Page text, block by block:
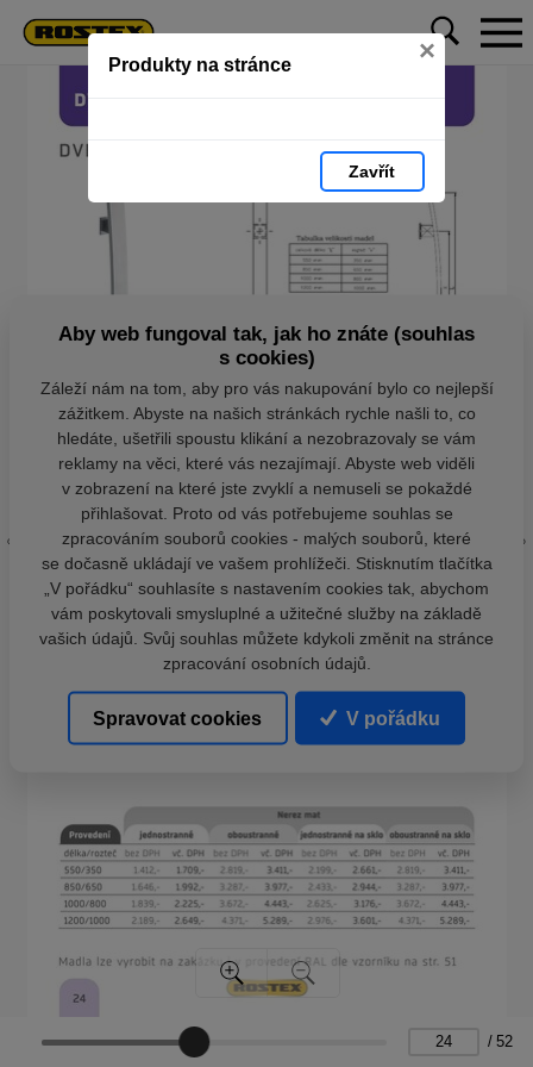
Produkty na stránce ×
Zavřít
/ 52
Aby web fungoval tak, jak ho znáte (souhlas
s cookies)
Záleží nám na tom, aby pro vás nakupování bylo co nejlepší
zážitkem. Abyste na našich stránkách rychle našli to, co
hledáte, ušetřili spoustu klikání a nezobrazovaly se vám
reklamy na věci, které vás nezajímají. Abyste web viděli
v zobrazení na které jste zvyklí a nemuseli se pokaždé
přihlašovat. Proto od vás potřebujeme souhlas se
zpracováním souborů cookies - malých souborů, které
se dočasně ukládají ve vašem prohlížeči. Stisknutím tlačítka
„V pořádku“ souhlasíte s nastavením cookies tak, abychom
vám poskytovali smysluplné a užitečné služby na základě
vašich údajů. Svůj souhlas můžete kdykoli změnit na stránce
zpracování osobních údajů.
Spravovat cookies V pořádku